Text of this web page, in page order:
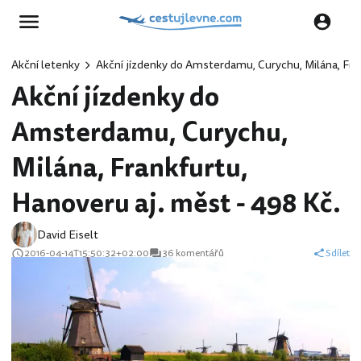
Akční letenky Akční jízdenky do Amsterdamu, Curychu, Milána,
Akční jízdenky do
Amsterdamu, Curychu,
Milána, Frankfurtu,
Hanoveru aj. měst - 498 Kč.
David Eiselt
2016-04-14T15:50:32+02:00 36 komentářů Sdílet